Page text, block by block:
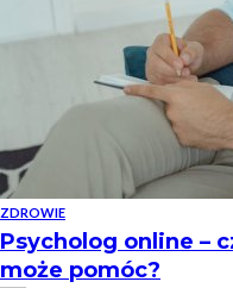
ZDROWIE
Psycholog online –
może pomóc?